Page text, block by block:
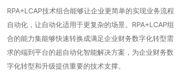
RPA+LCAP技术组合能够让企业更简单的实现业务流程
自动化，让自动化适用于更复杂的场景。RPA+LCAP组
合的能力集能够快速转换成满足企业财务数字化转型需
求的端到平台的超自动化智能解决方案，为企业财务数
字化转型和升级提供重要的技术支撑。